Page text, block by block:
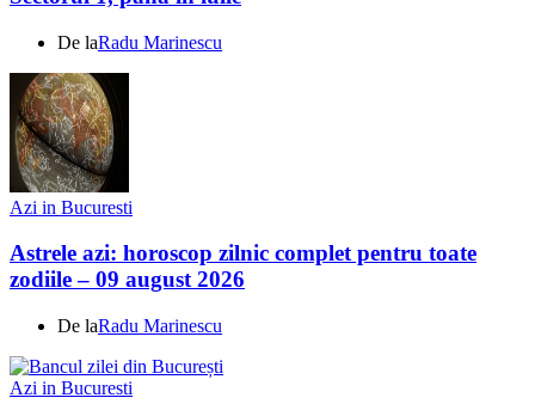
De laRadu Marinescu
Azi in Bucuresti
Astrele azi: horoscop zilnic complet pentru toate
zodiile – 09 august 2026
De laRadu Marinescu
Azi in Bucuresti